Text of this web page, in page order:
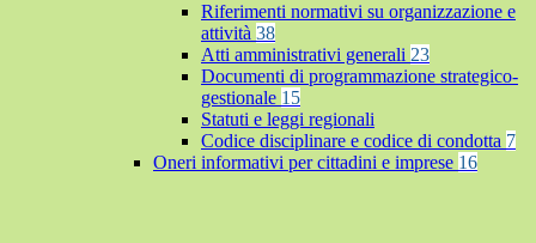
Riferimenti normativi su organizzazione e
attività 38
Atti amministrativi generali 23
Documenti di programmazione strategico-
gestionale 15
Statuti e leggi regionali
Codice disciplinare e codice di condotta 7
Oneri informativi per cittadini e imprese 16